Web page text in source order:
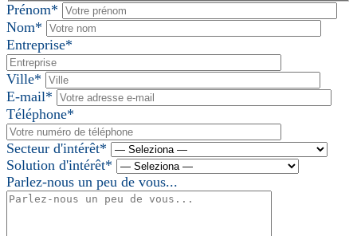
Prénom*
Nom*
Entreprise*
Ville*
E-mail*
Téléphone*
Secteur d'intérêt*
Solution d'intérêt*
Parlez-nous un peu de vous...